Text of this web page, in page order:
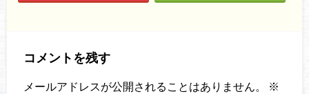
コメントを残す
メールアドレスが公開されることはありません。
※